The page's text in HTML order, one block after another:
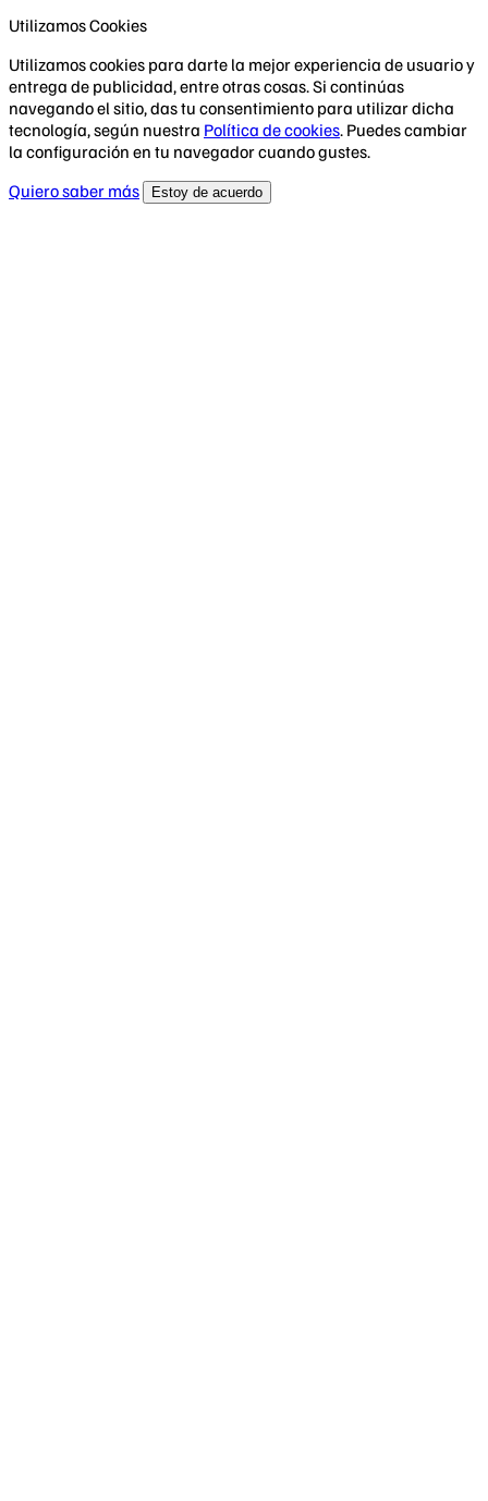
Utilizamos Cookies
Utilizamos cookies para darte la mejor experiencia de usuario y
entrega de publicidad, entre otras cosas. Si continúas
navegando el sitio, das tu consentimiento para utilizar dicha
tecnología, según nuestra Política de cookies. Puedes cambiar
la configuración en tu navegador cuando gustes.
Quiero saber más
Estoy de acuerdo